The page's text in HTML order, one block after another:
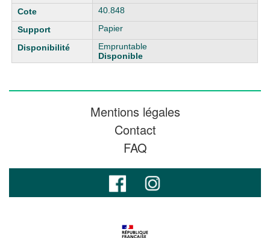
40.848
Papier
Empruntable
Disponible
Mentions légales
Contact
FAQ